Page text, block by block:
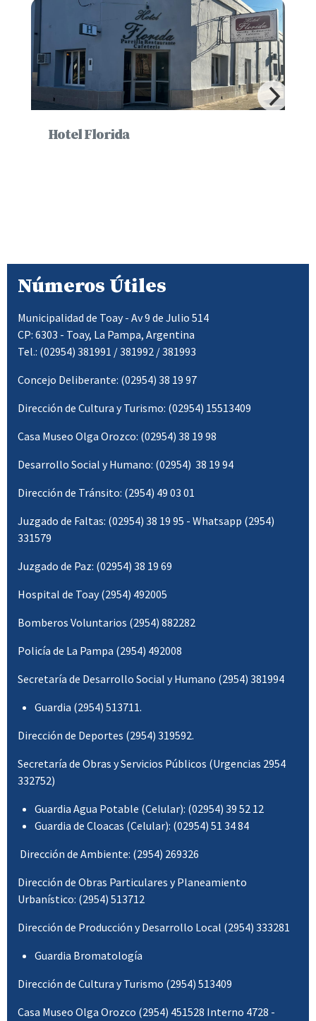
Hotel Florida
Números Útiles
Municipalidad de Toay - Av 9 de Julio 514
CP: 6303 - Toay, La Pampa, Argentina
Tel.: (02954) 381991 / 381992 / 381993
Concejo Deliberante: (02954) 38 19 97
Dirección de Cultura y Turismo: (02954) 15513409
Casa Museo Olga Orozco: (02954) 38 19 98
Desarrollo Social y Humano: (02954) 38 19 94
Dirección de Tránsito: (2954) 49 03 01
Juzgado de Faltas: (02954) 38 19 95 - Whatsapp (2954)
331579
Juzgado de Paz: (02954) 38 19 69
Hospital de Toay (2954) 492005
Bomberos Voluntarios (2954) 882282
Policía de La Pampa (2954) 492008
Secretaría de Desarrollo Social y Humano (2954) 381994
Guardia (2954) 513711.
Dirección de Deportes (2954) 319592.
Secretaría de Obras y Servicios Públicos (Urgencias 2954
332752)
Guardia Agua Potable (Celular): (02954) 39 52 12
Guardia de Cloacas (Celular): (02954) 51 34 84
Dirección de Ambiente: (2954) 269326
Dirección de Obras Particulares y Planeamiento
Urbanístico: (2954) 513712
Dirección de Producción y Desarrollo Local (2954) 333281
Guardia Bromatología
Dirección de Cultura y Turismo (2954) 513409
Casa Museo Olga Orozco (2954) 451528 Interno 4728 -